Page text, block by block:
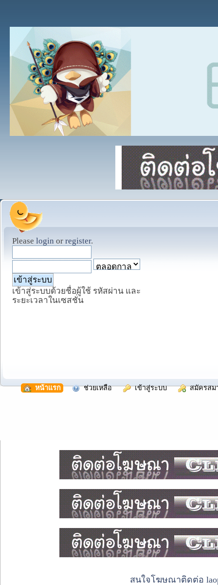
Please login or register.
เข้าสู่ระบบด้วยชื่อผู้ใช้ รหัสผ่าน และ
ระยะเวลาในเซสชั่น
หน้าแรก ช่วยเหลือ เข้าสู่ระบบ สมัครสม
สนใจโฆษณาติดต่อ